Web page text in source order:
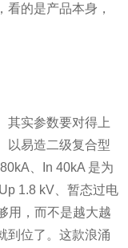
的是产品本身，
其实参数要对得上
以易造二级复合型
、In 40kA 是为
1.8 kV、暂态过电
用，而不是越大越
到位了。这款浪涌